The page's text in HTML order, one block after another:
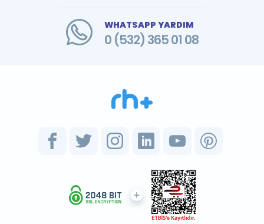
WHATSAPP YARDIM
0 (532) 365 01 08